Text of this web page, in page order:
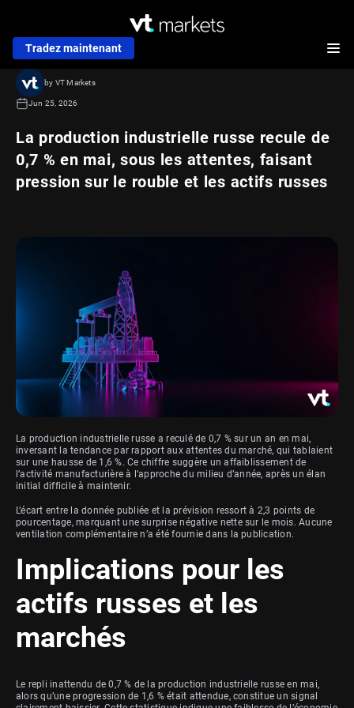
Tradez maintenant
La production industrielle russe recule de
0,7 % en mai, sous les attentes, faisant
pression sur le rouble et les actifs russes
by VT Markets
Jun 25, 2026
La production industrielle russe a reculé de 0,7 % sur un an en mai,
inversant la tendance par rapport aux attentes du marché, qui tablaient
sur une hausse de 1,6 %. Ce chiffre suggère un affaiblissement de
l’activité manufacturière à l’approche du milieu d’année, après un élan
initial difficile à maintenir.
L’écart entre la donnée publiée et la prévision ressort à 2,3 points de
pourcentage, marquant une surprise négative nette sur le mois. Aucune
ventilation complémentaire n’a été fournie dans la publication.
Implications pour les
actifs russes et les
marchés
Le repli inattendu de 0,7 % de la production industrielle russe en mai,
alors qu’une progression de 1,6 % était attendue, constitue un signal